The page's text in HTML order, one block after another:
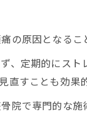
の原因となるこ
、定期的にスト
すことも効果的
院で専門的な